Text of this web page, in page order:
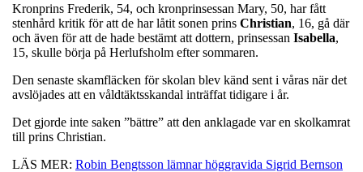
Kronprins Frederik, 54, och kronprinsessan Mary, 50, har fått
stenhård kritik för att de har låtit sonen prins Christian, 16, gå där
och även för att de hade bestämt att dottern, prinsessan Isabella,
15, skulle börja på Herlufsholm efter sommaren.
Den senaste skamfläcken för skolan blev känd sent i våras när det
avslöjades att en våldtäktsskandal inträffat tidigare i år.
Det gjorde inte saken ”bättre” att den anklagade var en skolkamrat
till prins Christian.
LÄS MER: Robin Bengtsson lämnar höggravida Sigrid Bernson